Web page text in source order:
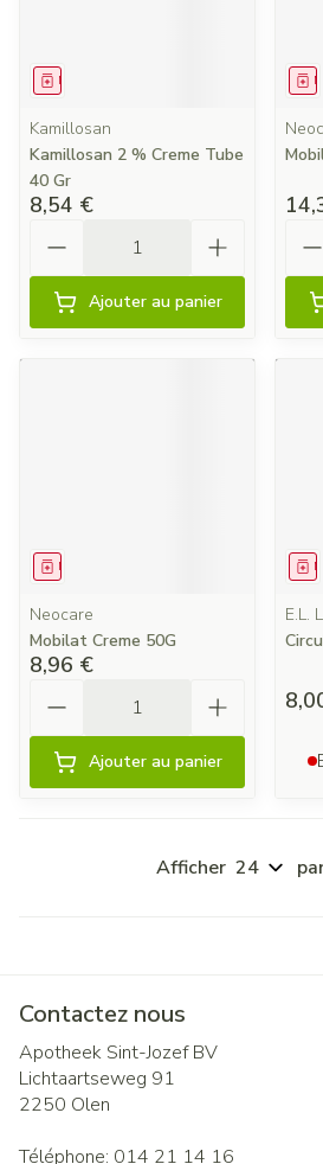
Médicament
Kamillosan
Kamillosan 2 % Creme Tube
40 Gr
8,54 €
Ajouter au panier
Médicament
Neocare
Mobilat Creme 50G
8,96 €
Ajouter au panier
E.L.
Afficher
Contactez nous
Apotheek Sint-Jozef BV
Lichtaartseweg 91
2250 Olen
Téléphone: 014 21 14 16